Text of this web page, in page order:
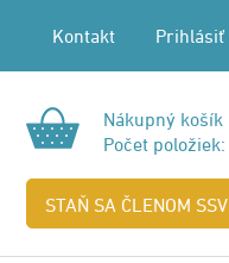
Kontakt Prihlásiť
Nákupný košík
Počet položiek:
STAŇ SA ČLENOM SSV